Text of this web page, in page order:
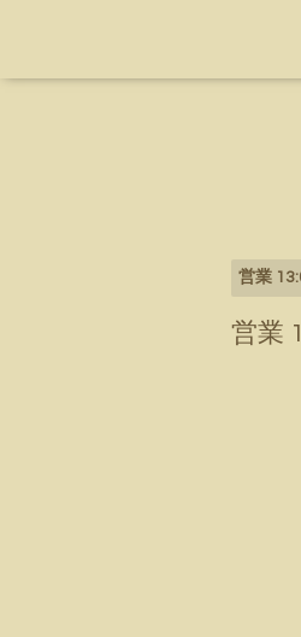
営業
営業